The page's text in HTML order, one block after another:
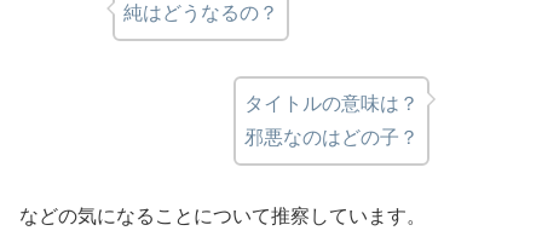
純はどうなるの？
タイトルの意味は？
邪悪なのはどの子？
などの気になることについて推察しています。